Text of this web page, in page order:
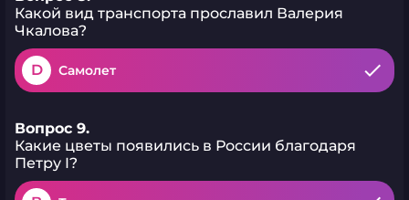
Какой вид транспорта прославил Валерия
Чкалова?
D Самолет
Вопрос 9.
Какие цветы появились в России благодаря
Петру I?